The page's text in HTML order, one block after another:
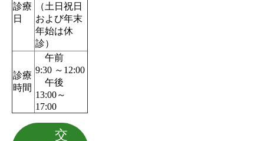
診療
日
（土日祝日
および年末
年始は休
診）
診療
時間
午前
9:30 ～12:00
午後
13:00～
17:00
交